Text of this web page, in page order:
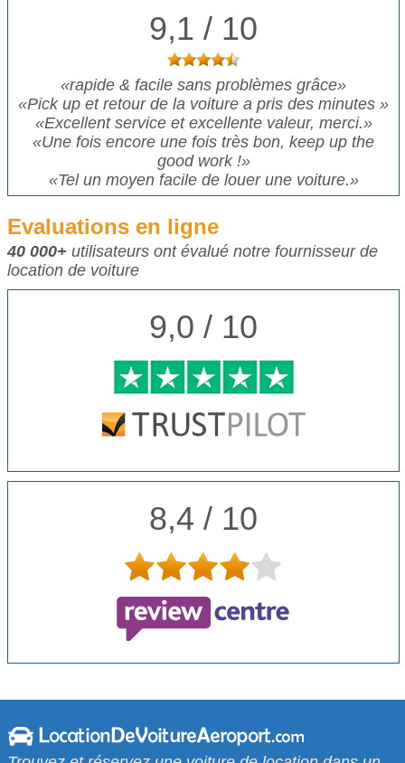
9,1 / 10
«rapide & facile sans problèmes grâce»
«Pick up et retour de la voiture a pris des minutes »
«Excellent service et excellente valeur, merci.»
«Une fois encore une fois très bon, keep up the
good work !»
«Tel un moyen facile de louer une voiture.»
Evaluations en ligne
40 000+ utilisateurs ont évalué notre fournisseur de
location de voiture
9,0 / 10
8,4 / 10